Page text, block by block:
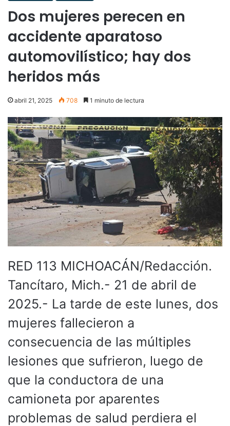
Dos mujeres perecen en
accidente aparatoso
automovilístico; hay dos
heridos más
abril 21, 2025 708 1 minuto de lectura
RED 113 MICHOACÁN/Redacción.
Tancítaro, Mich.- 21 de abril de
2025.- La tarde de este lunes, dos
mujeres fallecieron a
consecuencia de las múltiples
lesiones que sufrieron, luego de
que la conductora de una
camioneta por aparentes
problemas de salud perdiera el